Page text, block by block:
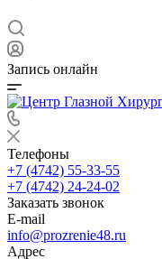
Запись онлайн
Телефоны
+7 (4742) 55-33-55
+7 (4742) 24-24-02
Заказать звонок
E-mail
info@prozrenie48.ru
Адрес